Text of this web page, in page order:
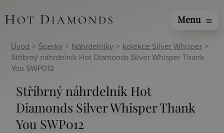
Menu menu
Úvod > Šperky > Náhrdelníky > kolekce Silver Whisper >
Stříbrný náhrdelník Hot Diamonds Silver Whisper Thank
You SWP012
Stříbrný náhrdelník Hot
Diamonds Silver Whisper Thank
You SWP012